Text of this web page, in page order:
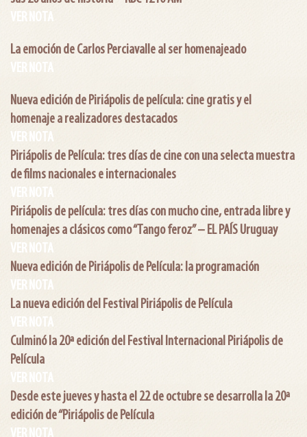
VER NOTA
La emoción de Carlos Perciavalle al ser homenajeado
VER NOTA
Nueva edición de Piriápolis de película: cine gratis y el
homenaje a realizadores destacados
VER NOTA
Piriápolis de Película: tres días de cine con una selecta muestra
de films nacionales e internacionales
VER NOTA
Piriápolis de película: tres días con mucho cine, entrada libre y
homenajes a clásicos como “Tango feroz” – EL PAÍS Uruguay
VER NOTA
Nueva edición de Piriápolis de Película: la programación
VER NOTA
La nueva edición del Festival Piriápolis de Película
VER NOTA
Culminó la 20ª edición del Festival Internacional Piriápolis de
Película
VER NOTA
Desde este jueves y hasta el 22 de octubre se desarrolla la 20ª
edición de “Piriápolis de Película
VER NOTA